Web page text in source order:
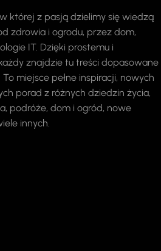
której z pasją dzielimy się wiedzą
zdrowia i ogrodu, przez dom,
IT. Dzięki prostemu i
znajdzie tu treści dopasowane
miejsce pełne inspiracji, nowych
porad z różnych dziedzin życia,
podróże, dom i ogród, nowe
innych.